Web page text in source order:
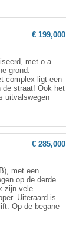
€ 199,000
met o.a.
grond.
complex ligt een
de straat! Ook het
uitvalswegen
€ 285,000
met een
op de derde
zijn vele
Uiteraard is
Op de begane